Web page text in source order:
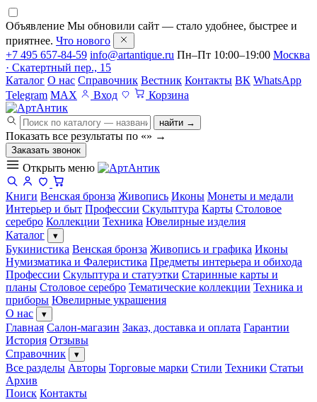
Объявление Мы обновили сайт — стало удобнее, быстрее и
приятнее. Что нового
+7 495 657-84-59 info@artantique.ru Пн–Пт 10:00–19:00 Москва
· Скатертный пер., 15
Каталог О нас Справочник Вестник Контакты ВК WhatsApp
Telegram MAX Вход Корзина
найти →
Показать все результаты по «» →
Заказать звонок
Открыть меню
Книги Венская бронза Живопись Иконы Монеты и медали
Интерьер и быт Профессии Скульптура Карты Столовое
серебро Коллекции Техника Ювелирные изделия
Каталог
▾
Букинистика Венская бронза Живопись и графика Иконы
Нумизматика и Фалеристика Предметы интерьера и обихода
Профессии Скульптура и статуэтки Старинные карты и
планы Столовое серебро Тематические коллекции Техника и
приборы Ювелирные украшения
О нас
▾
Главная Салон-магазин Заказ, доставка и оплата Гарантии
История Отзывы
Справочник
▾
Все разделы Авторы Торговые марки Стили Техники Статьи
Архив
Поиск Контакты